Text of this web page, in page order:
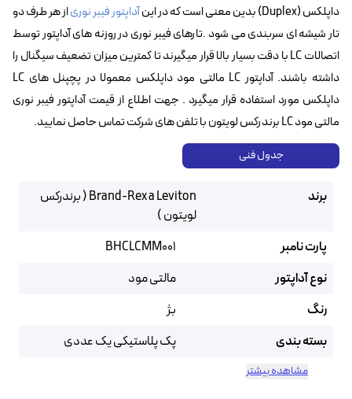
داپلکس (Duplex) بدین معنی است که در این
آداپتور فیبر نوریاز هر طرف دو
تار شیشه ای سربندی می شود .تارهای فیبر نوری در روزنه های آداپتور توسط
اتصالات LC با دقت بسیار بالا قرار میگیرند تا کمترین میزان تضعیف سیگنال را
داشته باشند. آداپتور LC مالتی مود داپلکس معمولا در پچپنل های LC
داپلکس مورد استفاده قرار میگیرد . جهت اطلاع از قیمت آداپتور فیبر نوری
مالتی مود LC برندرکس لویتون با تلفن های شرکت تماس حاصل نمایید.
جدول فنی
برند
Brand-Rex a Leviton ( برندرکس
لویتون )
پارت نامبر
BHCLCMM001
نوع آداپتور
مالتی مود
رنگ
بژ
بسته بندی
پک پلاستیکی یک عددی
مشاهده بیشتر